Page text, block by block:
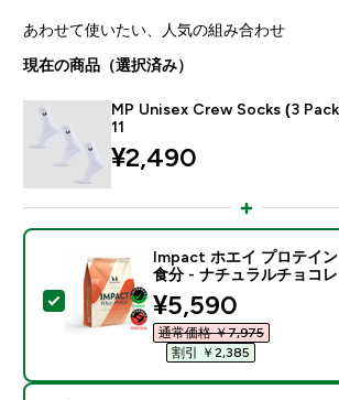
あわせて使いたい、人気の組み合わせ
現在の商品（選択済み）
MP Unisex Crew Socks (3
11
¥2,490‎
この商品を選択 - Impact ホエイ
Impact ホエイ プロテイ
食分 - ナチュラルチョコレ
discounted price
¥5,590‎
通常価格 ￥7,975‎
割引 ￥2,385‎